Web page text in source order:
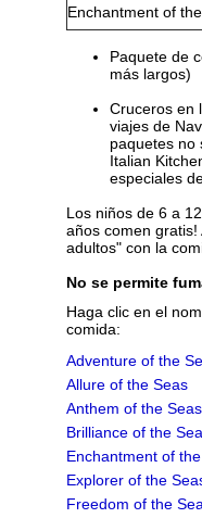
Enchantment of
Paquete de
más largos)
Cruceros en
viajes de
paquetes no
Italian
especiales
Los niños de 6 a
años comen
adultos" con la
No se permite
Haga clic en el
comida:
Adventure of the
Allure of the Seas
Anthem of the Seas
Brilliance of the
Enchantment of
Explorer of the
Freedom of the